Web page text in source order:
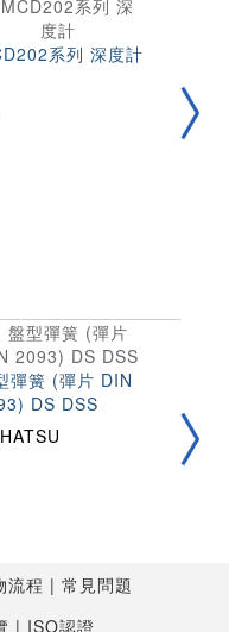
系列 深度計
彈簧 (彈片 DIN
DS DSS
流程
常見問題
ISO認證